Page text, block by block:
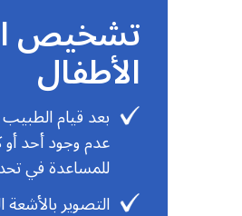
تشخيص
الأطفال
بعد قيام
عدم وجود أحد
للمساعدة في
التصوير بالأشعة